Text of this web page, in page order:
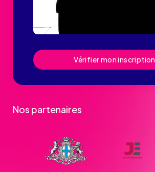
Vérifier mon inscription
Nos partenaires